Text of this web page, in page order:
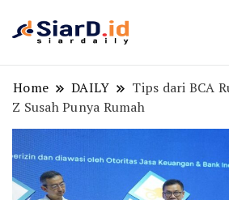
Home DAILY
Tips dari BCA
Z Susah Punya Rumah